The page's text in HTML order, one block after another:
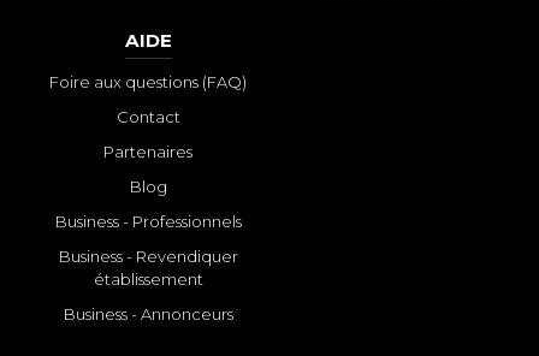
AIDE
Foire aux questions (FAQ)
Contact
Partenaires
Blog
Business - Professionnels
Business - Revendiquer
établissement
Business - Annonceurs